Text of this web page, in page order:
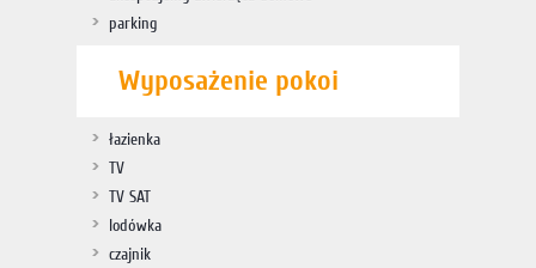
parking
Wyposażenie pokoi
łazienka
TV
TV SAT
lodówka
czajnik